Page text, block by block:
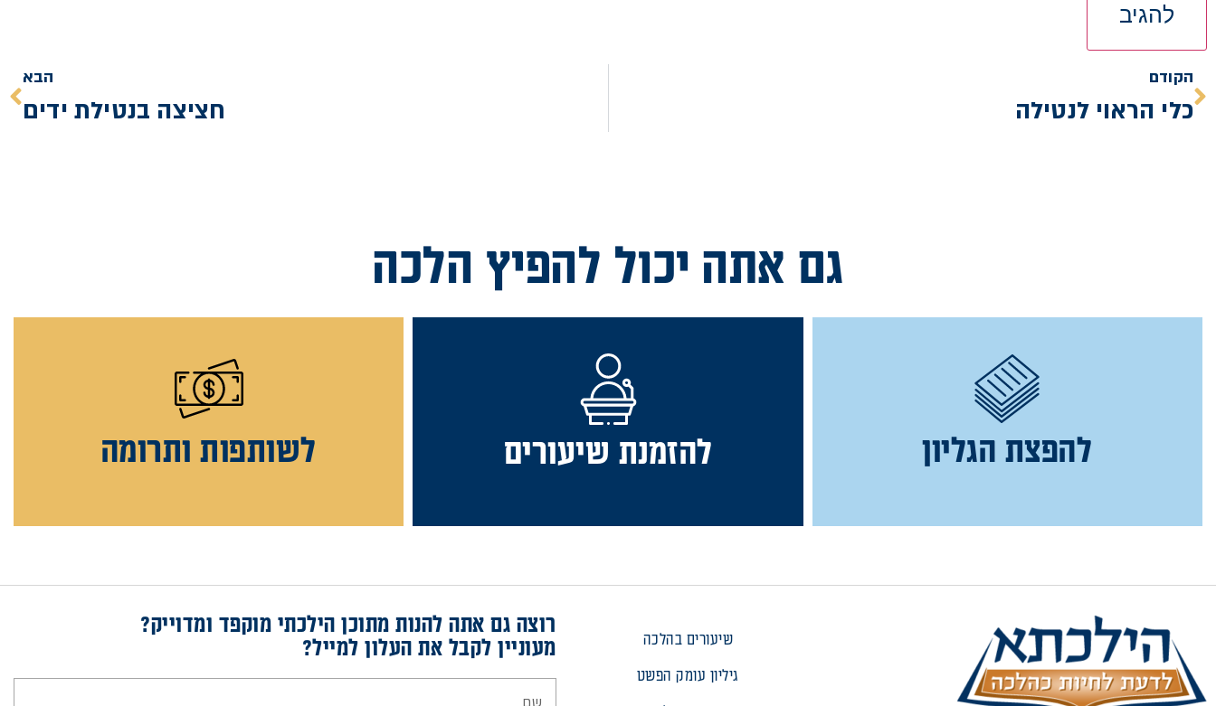
לתרומה לעמותה
הקודם
כלי הראוי לנטילה
הבא
חציצה בנטילת ידים
גם אתה יכול להפיץ הלכה
להפצת הגליון להזמנת שיעורים לשותפות ותרומה
שיעורים בהלכה
גיליון עומק הפשט
רוצה גם אתה להנות מתוכן הילכתי מוקפד ומדוייק?
מעוניין לקבל את העלון למייל?